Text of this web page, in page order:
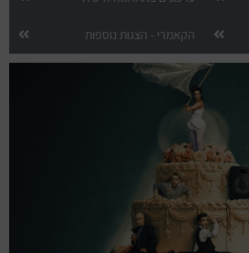
הקאמרי - הצגות נוספות